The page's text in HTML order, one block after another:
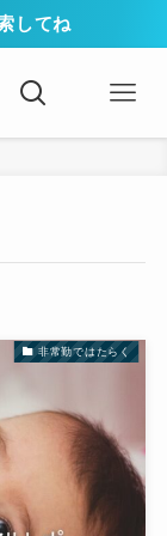
してね
非常勤ではたらく